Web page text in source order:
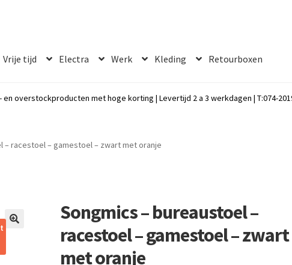
Vrije tijd Electra Werk Kleding Retourboxen
overstockproducten met hoge korting | Levertijd 2 a 3 werkdagen | T:074-
– racestoel – gamestoel – zwart met oranje
Songmics – bureaustoel –
racestoel – gamestoel – zwart
met oranje